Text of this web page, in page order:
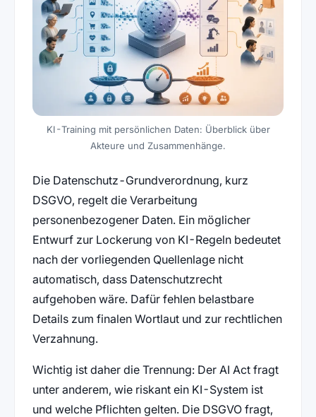
KI-Training mit persönlichen Daten: Überblick über
Akteure und Zusammenhänge.
Die Datenschutz-Grundverordnung, kurz
DSGVO, regelt die Verarbeitung
personenbezogener Daten. Ein möglicher
Entwurf zur Lockerung von KI-Regeln bedeutet
nach der vorliegenden Quellenlage nicht
automatisch, dass Datenschutzrecht
aufgehoben wäre. Dafür fehlen belastbare
Details zum finalen Wortlaut und zur rechtlichen
Verzahnung.
Wichtig ist daher die Trennung: Der AI Act fragt
unter anderem, wie riskant ein KI-System ist
und welche Pflichten gelten. Die DSGVO fragt,